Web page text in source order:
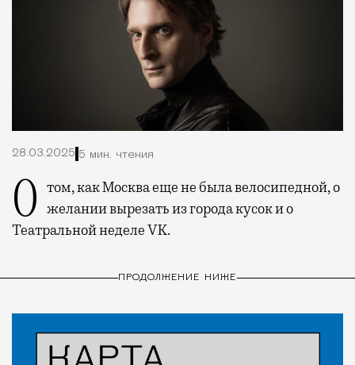
28.03.2025 5 мин. чтения
О том, как Москва еще не была велосипедной, о желании вырезать из города кусок и о
Театральной неделе VK.
ПРОДОЛЖЕНИЕ НИЖЕ